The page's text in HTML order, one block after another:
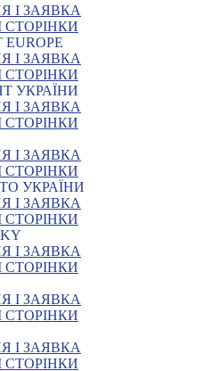
І ЗАЯВКА
СТОРІНКИ
І ЗАЯВКА
СТОРІНКИ
УКРАЇНИ
І ЗАЯВКА
СТОРІНКИ
І ЗАЯВКА
СТОРІНКИ
УКРАЇНИ
І ЗАЯВКА
СТОРІНКИ
І ЗАЯВКА
СТОРІНКИ
І ЗАЯВКА
СТОРІНКИ
І ЗАЯВКА
СТОРІНКИ